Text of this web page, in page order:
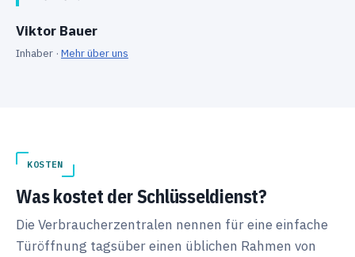
Viktor Bauer
Inhaber · Mehr über uns
KOSTEN
Was kostet der Schlüsseldienst?
Die Verbraucherzentralen nennen für eine einfache
Türöffnung tagsüber einen üblichen Rahmen von